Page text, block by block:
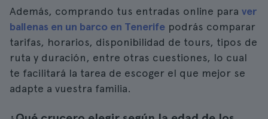
Además, comprando tus entradas online para ver
ballenas en un barco en Tenerife podrás comparar
tarifas, horarios, disponibilidad de tours, tipos de
ruta y duración, entre otras cuestiones, lo cual
te facilitará la tarea de escoger el que mejor se
adapte a vuestra familia.